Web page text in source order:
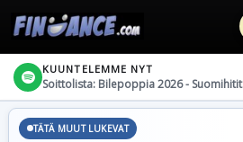
KUUNTELEMME NYT
Soittolista: Bilepoppia 2026 - Suomihitit
TÄTÄ MUUT LUKEVAT